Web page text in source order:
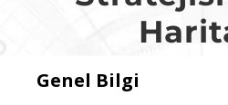
Genel Bilgi